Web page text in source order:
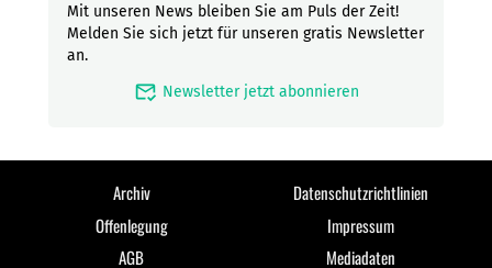
Mit unseren News bleiben Sie am Puls der Zeit!
Melden Sie sich jetzt für unseren gratis Newsletter
an.
mark_email_read Newsletter jetzt abonnieren
Archiv
Datenschutzrichtlinien
Offenlegung
Impressum
AGB
Mediadaten